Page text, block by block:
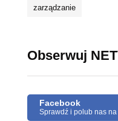
zarządzanie
Obserwuj
Facebook
Sprawdź i polub nas